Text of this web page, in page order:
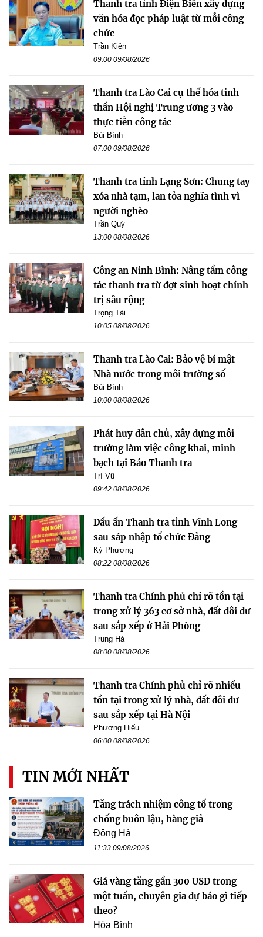
Thanh tra tỉnh Điện Biên xây dựng
văn hóa đọc pháp luật từ mỗi công
chức
Trần Kiên
09:00 09/08/2026
Thanh tra Lào Cai cụ thể hóa tinh
thần Hội nghị Trung ương 3 vào
thực tiễn công tác
Bùi Bình
07:00 09/08/2026
Thanh tra tỉnh Lạng Sơn: Chung tay
xóa nhà tạm, lan tỏa nghĩa tình vì
người nghèo
Trần Quý
13:00 08/08/2026
Công an Ninh Bình: Nâng tầm công
tác thanh tra từ đợt sinh hoạt chính
trị sâu rộng
Trọng Tài
10:05 08/08/2026
Thanh tra Lào Cai: Bảo vệ bí mật
Nhà nước trong môi trường số
Bùi Bình
10:00 08/08/2026
Phát huy dân chủ, xây dựng môi
trường làm việc công khai, minh
bạch tại Báo Thanh tra
Trí Vũ
09:42 08/08/2026
Dấu ấn Thanh tra tỉnh Vĩnh Long
sau sáp nhập tổ chức Đảng
Kỳ Phương
08:22 08/08/2026
Thanh tra Chính phủ chỉ rõ tồn tại
trong xử lý 363 cơ sở nhà, đất dôi dư
sau sắp xếp ở Hải Phòng
Trung Hà
08:00 08/08/2026
Thanh tra Chính phủ chỉ rõ nhiều
tồn tại trong xử lý nhà, đất dôi dư
sau sắp xếp tại Hà Nội
Phương Hiếu
06:00 08/08/2026
TIN MỚI NHẤT
Tăng trách nhiệm công tố trong
chống buôn lậu, hàng giả
Đông Hà
11:33 09/08/2026
Giá vàng tăng gần 300 USD trong
một tuần, chuyên gia dự báo gì tiếp
theo?
Hòa Bình